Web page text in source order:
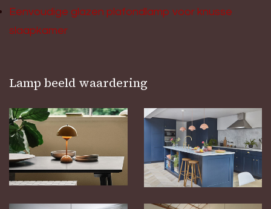
Eenvoudige glazen plafondlamp voor knusse
slaapkamer
Lamp beeld waardering